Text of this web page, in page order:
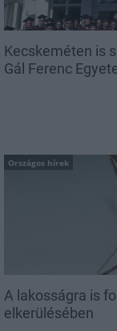
Kecskeméten is
Gál Ferenc
Országos hírek
A lakosságra is
elkerülésében